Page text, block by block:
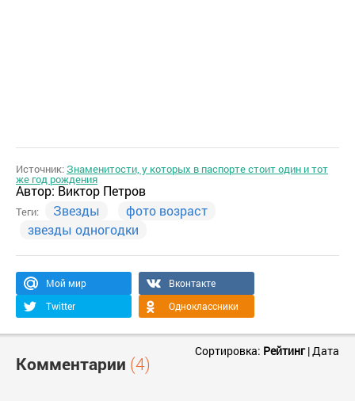
Источник:Знаменитости, у которых в паспорте стоит один и тот
же год рождения
Автор: Виктор Петров
Теги: Звезды
фото возраст
звезды одногодки
Мой мир
Вконтакте
Twitter
Одноклассники
Комментарии (4)
Сортировка: Рейтинг|Дата